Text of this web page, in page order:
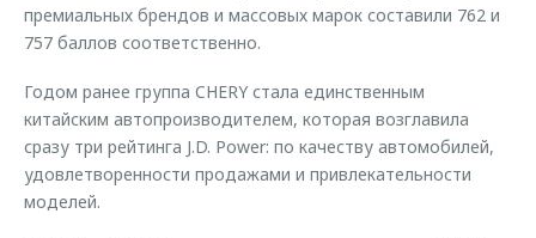
премиальных брендов и массовых марок составили 762 и
757 баллов соответственно.
Годом ранее группа CHERY стала единственным
китайским автопроизводителем, которая возглавила
сразу три рейтинга J.D. Power: по качеству автомобилей,
удовлетворенности продажами и привлекательности
моделей.